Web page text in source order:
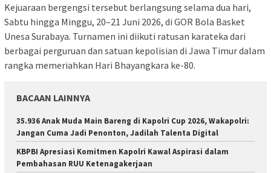
Kejuaraan bergengsi tersebut berlangsung selama dua hari,
Sabtu hingga Minggu, 20–21 Juni 2026, di GOR Bola Basket
Unesa Surabaya. Turnamen ini diikuti ratusan karateka dari
berbagai perguruan dan satuan kepolisian di Jawa Timur dalam
rangka memeriahkan Hari Bhayangkara ke-80.
BACAAN LAINNYA
35.936 Anak Muda Main Bareng di Kapolri Cup 2026, Wakapolri:
Jangan Cuma Jadi Penonton, Jadilah Talenta Digital
KBPBI Apresiasi Komitmen Kapolri Kawal Aspirasi dalam
Pembahasan RUU Ketenagakerjaan